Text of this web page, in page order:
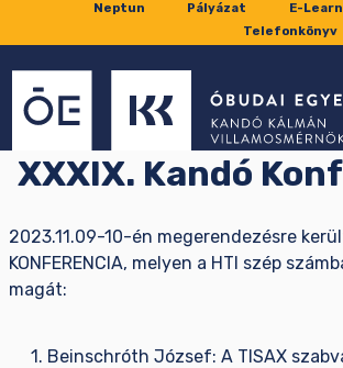
Neptun Pályázat E-
Telefonkönyv
XXXIX. Kandó
2023.11.09-10-én megerendezésre
KONFERENCIA, melyen a HTI szép
magát:
1. Beinschróth József: A TISAX